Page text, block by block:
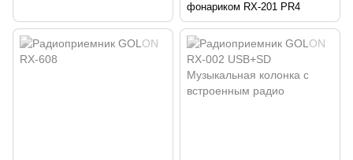
фонариком RX-201 PR4